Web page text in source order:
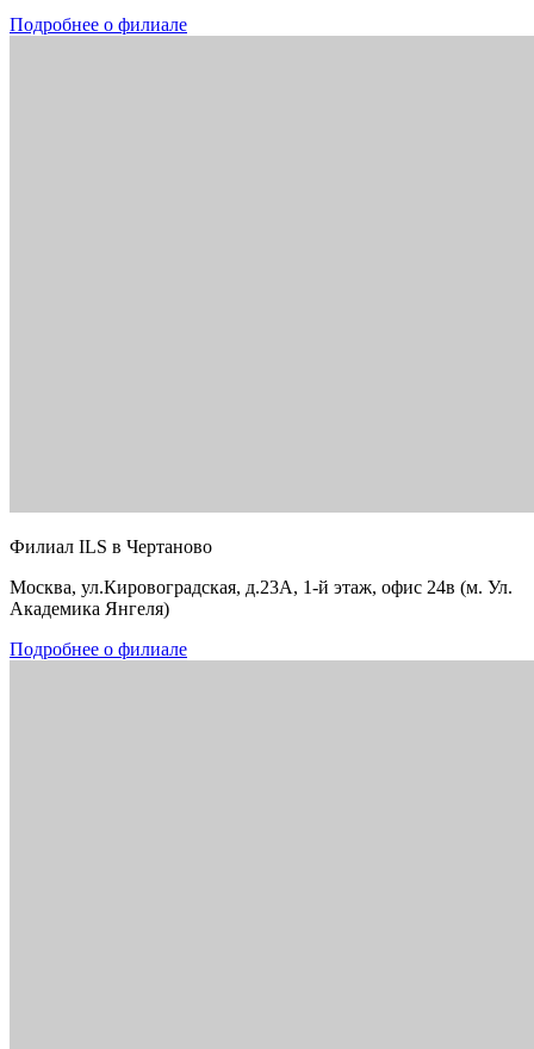
Подробнее о филиале
Филиал ILS в Чертаново
Москва, ул.Кировоградская, д.23А, 1-й этаж, офис 24в (м. Ул.
Академика Янгеля)
Подробнее о филиале